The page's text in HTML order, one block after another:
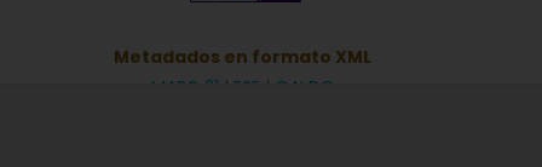
Metadados en formato XML
MARC 21 | ESE | OAI DC